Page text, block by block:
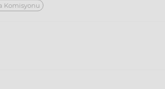
Komisyonu